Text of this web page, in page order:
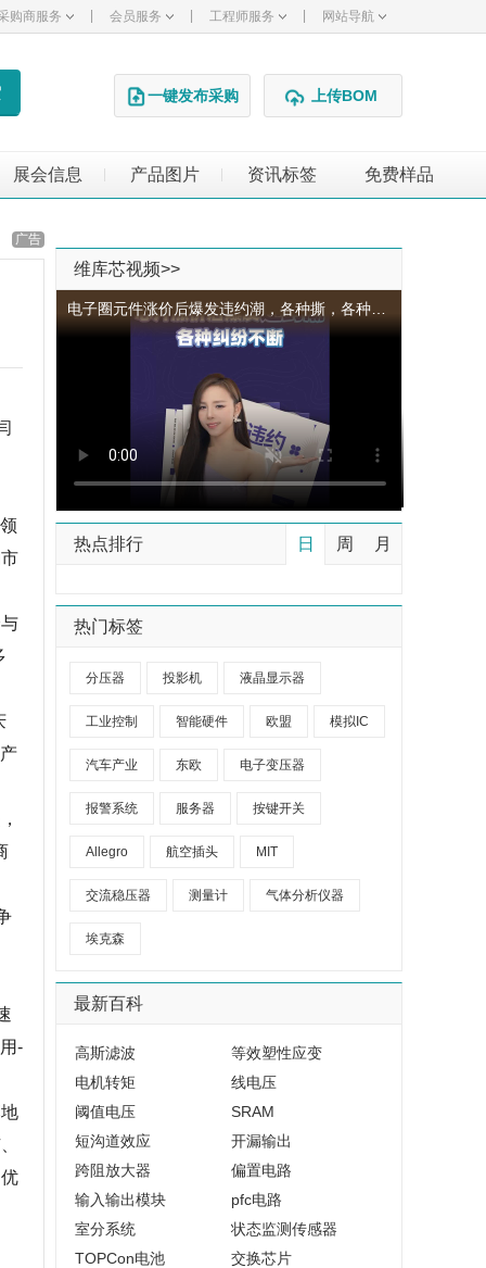
购商服务 会员服务 工程师服务 网站导航
一键发布采购 上传BOM
展会信息 产品图片 资讯标签 免费样品
广告
-
维库芯视频>>
热点排行 日 周 月
热门标签
分压器 投影机 液晶显示器
工业控制 智能硬件 欧盟 模拟IC
汽车产业 东欧 电子变压器
报警系统 服务器 按键开关
Allegro 航空插头 MIT
交流稳压器 测量计 气体分析仪器
埃克森
最新百科
高斯滤波
等效塑性应变
电机转矩
线电压
阈值电压
SRAM
短沟道效应
开漏输出
跨阻放大器
偏置电路
输入输出模块
pfc电路
室分系统
状态监测传感器
TOPCon电池
交换芯片